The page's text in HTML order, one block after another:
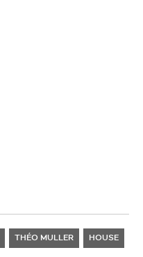
THÉO MULLER HOUSE